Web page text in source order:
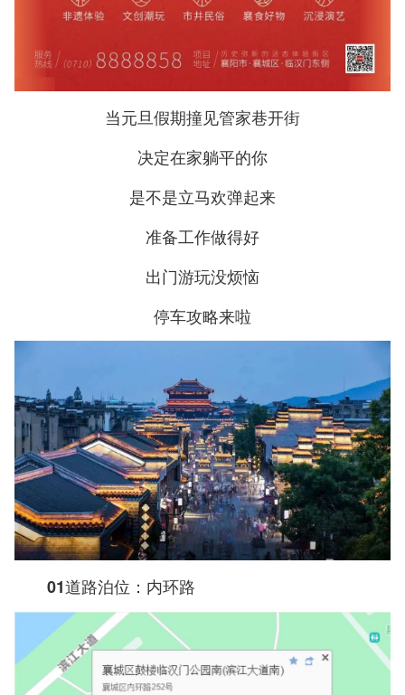
当元旦假期撞见管家巷开街
决定在家躺平的你
是不是立马欢弹起来
准备工作做得好
出门游玩没烦恼
停车攻略来啦
01道路泊位：内环路